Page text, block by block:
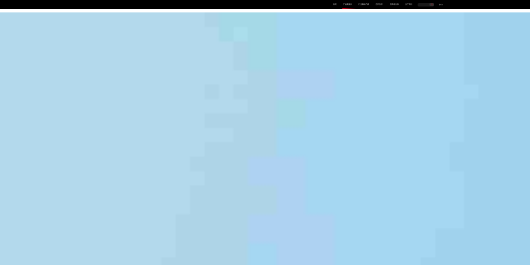
首页 产品及服务 行业解决方案 合作伙伴 投资者关系 关于我们 中EN